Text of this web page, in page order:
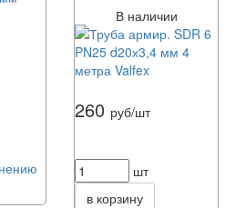
В наличии
260 руб/шт
шт
в корзину